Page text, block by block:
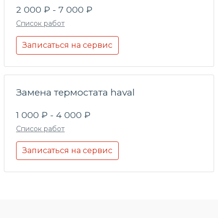
2 000 ₽ - 7 000 ₽
Список работ
Записаться на сервис
Замена термостата haval
1 000 ₽ - 4 000 ₽
Список работ
Записаться на сервис